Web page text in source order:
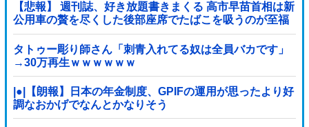
【悲報】 週刊誌、好き放題書きまくる 高市早苗首相は新
公用車の贅を尽くした後部座席でたばこを吸うのが至福
の時間「どんどん延びる乗車時間」
タトゥー彫り師さん「刺青入れてる奴は全員バカです」
→30万再生ｗｗｗｗｗｗ
|●|【朗報】日本の年金制度、GPIFの運用が思ったより好
調なおかげでなんとかなりそう